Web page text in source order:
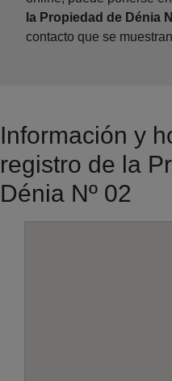
la Propiedad de Dénia
contacto que se
Información y
registro de la
Dénia Nº 02